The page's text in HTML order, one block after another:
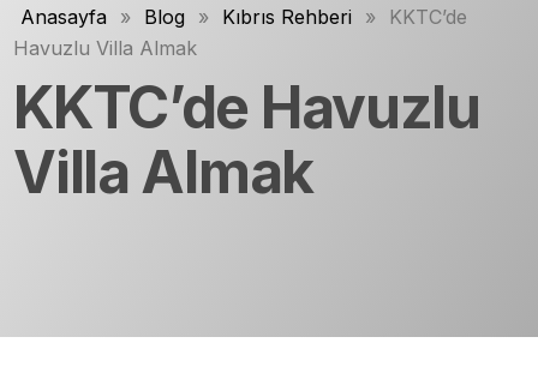
Anasayfa » Blog » Kıbrıs Rehberi »
KKTC’de
Havuzlu Villa Almak
KKTC’de Havuzlu
Villa Almak